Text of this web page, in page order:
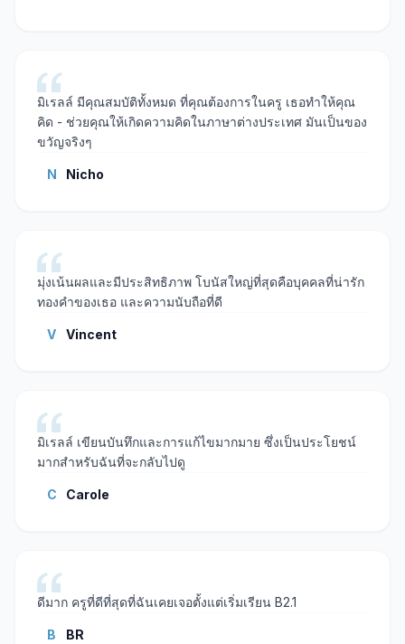
มิเรลล์ มีคุณสมบัติทั้งหมด ที่คุณต้องการในครู เธอทําให้คุณ
คิด - ช่วยคุณให้เกิดความคิดในภาษาต่างประเทศ มันเป็นของ
ขวัญจริงๆ
N Nicho
มุ่งเน้นผลและมีประสิทธิภาพ โบนัสใหญ่ที่สุดคือบุคคลที่น่ารัก
ทองคําของเธอ และความนับถือที่ดี
V Vincent
มิเรลล์ เขียนบันทึกและการแก้ไขมากมาย ซึ่งเป็นประโยชน์
มากสําหรับฉันที่จะกลับไปดู
C Carole
ดีมาก ครูที่ดีที่สุดที่ฉันเคยเจอตั้งแต่เริ่มเรียน B2.1
B BR